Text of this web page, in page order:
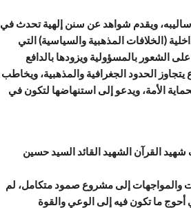
ويقدم شواهد عن سنن إلهية تحدث في
(الخلافات المذهبية والسياسية) التي
الشعور بالمسؤولية ويزودها بالدافع
الحدود الجغرافية والمذهبية، ويخاطب
الأمة، ويدعو إلى استنهاضها لتكون في
القرآن الشهيد القائد السيد حسين
والمواجهات إلى مشروع صمود متكامل، لم
أحوج ما تكون فيه إلى الوعي والقوة